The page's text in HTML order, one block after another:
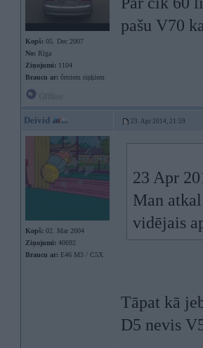
Kopš: 05. Dec 2007
No: Rīga
Ziņojumi: 1104
Braucu ar: četriem riņķiem
pašu V70
Deivid 23. Apr 2014, 21:59
Kopš: 02. Mar 2004
Ziņojumi: 40692
Braucu ar: E46 M3 / C5X
23 Apr
Man
vidējais
Tāpat kā
D5 nevis